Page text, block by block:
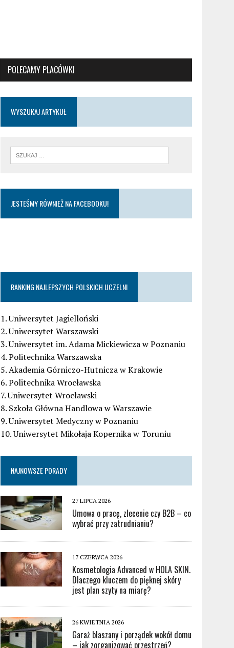
POLECAMY PLACÓWKI
WYSZUKAJ ARTYKUŁ
JESTEŚMY RÓWNIEŻ NA FACEBOOKU!
RANKING NAJLEPSZYCH POLSKICH UCZELNI
1. Uniwersytet Jagielloński
2. Uniwersytet Warszawski
3. Uniwersytet im. Adama Mickiewicza w Poznaniu
4. Politechnika Warszawska
5. Akademia Górniczo-Hutnicza w Krakowie
6. Politechnika Wrocławska
7. Uniwersytet Wrocławski
8. Szkoła Główna Handlowa w Warszawie
9. Uniwersytet Medyczny w Poznaniu
10. Uniwersytet Mikołaja Kopernika w Toruniu
NAJNOWSZE PORADY
27 LIPCA 2026
Umowa o pracę, zlecenie czy B2B – co
wybrać przy zatrudnianiu?
17 CZERWCA 2026
Kosmetologia Advanced w HOLA SKIN.
Dlaczego kluczem do pięknej skóry
jest plan szyty na miarę?
26 KWIETNIA 2026
Garaż blaszany i porządek wokół domu
– jak zorganizować przestrzeń?